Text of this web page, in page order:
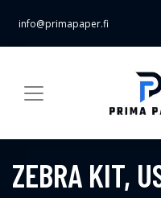
info@primapaper.fi
ZEBRA KIT,